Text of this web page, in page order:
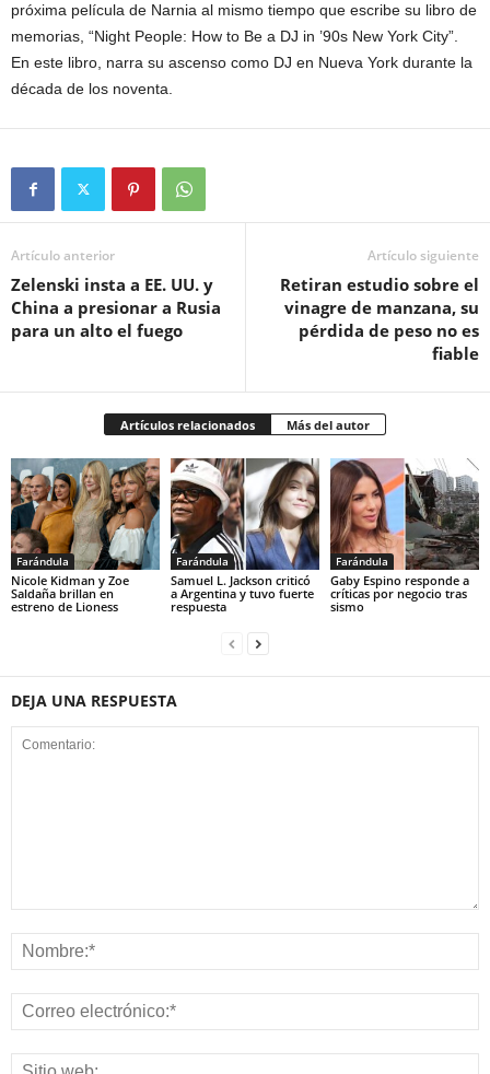
próxima película de Narnia al mismo tiempo que escribe su libro de
memorias, “Night People: How to Be a DJ in ’90s New York City”.
En este libro, narra su ascenso como DJ en Nueva York durante la
década de los noventa.
Artículo anterior
Zelenski insta a EE. UU. y
China a presionar a Rusia
para un alto el fuego
Artículo siguiente
Retiran estudio sobre el
vinagre de manzana, su
pérdida de peso no es
fiable
Artículos relacionados Más del autor
Farándula
Nicole Kidman y Zoe
Saldaña brillan en
estreno de Lioness
Farándula
Samuel L. Jackson criticó
a Argentina y tuvo fuerte
respuesta
Farándula
Gaby Espino responde a
críticas por negocio tras
sismo
DEJA UNA RESPUESTA